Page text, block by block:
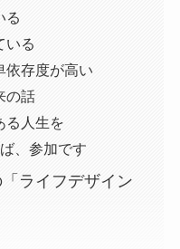
る
いる
依存度が高い
の話
る人生を
、参加です
ライフデザイン